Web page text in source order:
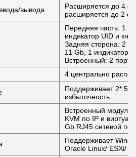
вывода
Расширяется до 4
расширяется до 2
Передняя часть: 1
индикатор UID и
Задняя сторона: 2
11 Gb, 1 индикатор
Встроенный: 2
4 центрально
Поддерживает 2*
избыточность
Встроенный модуль
KVM по IP и
Gb RJ45 сетевой
Поддерживает
Oracle Linux/ ESXi/